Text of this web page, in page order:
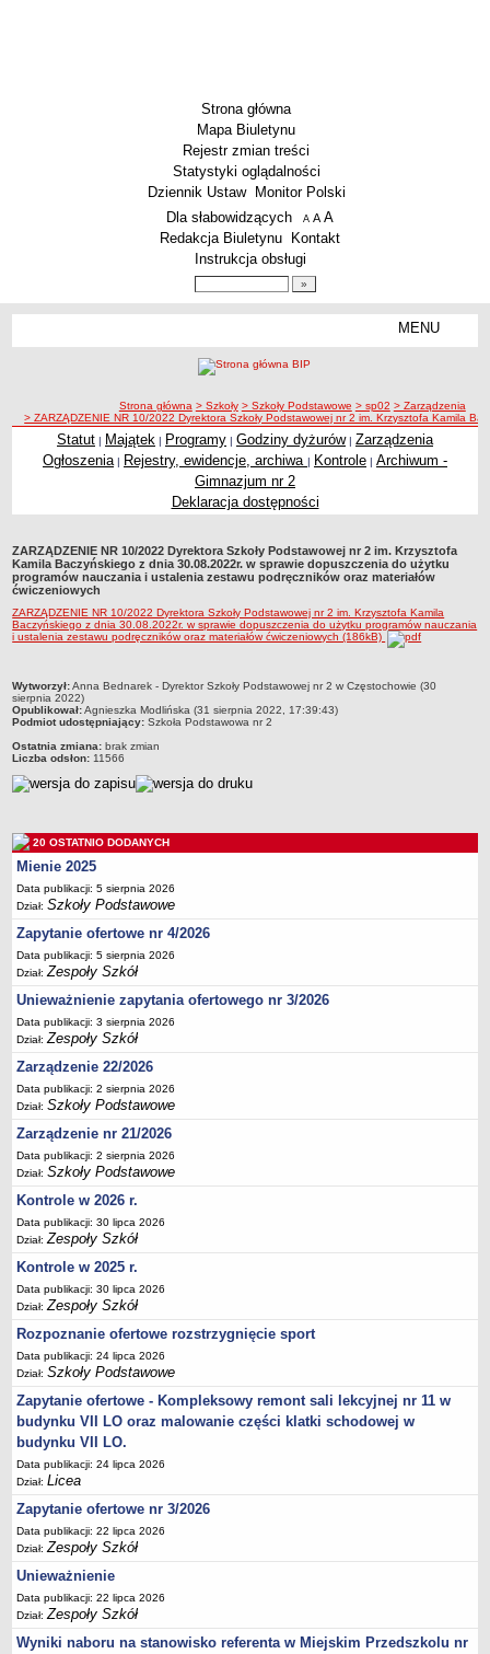
Strona główna
Mapa Biuletynu
Rejestr zmian treści
Statystyki oglądalności
Dziennik Ustaw
Monitor Polski
Menu dodatkowe
Dla słabowidzących A pomniejsz czcionkę
A standardowy rozmiar czcionki
A
Redakcja Biuletynu
Kontakt
Instrukcja obsługi
MENU
Zespoły Szkół
Techniczne Zakłady Naukowe
Przedszkola Miejskie
Zlikwidowane gimnazja
Przekształcone szkoły i placówki
Wielofunkcyjna Placówka
SPECJALNE OŚRODKI SZKOLNO-WYCHOWAWCZE
Specjalny Ośrodek nr 5
BURSA MIEJSKA
Dane podstawowe
Godziny dyżurów
Ogłoszenie
Zarządzenia
Kontrole
Rejestry, ewidencje, archiwa
Sprawozdania
Deklaracja dostępności
PORADNIE PSYCHOLOGICZNO-PEDAGOGICZNE
Zespół Poradni
BIURO FINANSÓW OŚWIATY
Dane podstawowe
Statut
Majątek
Godziny dyżurów
Ogłoszenia
Zarządzenia
Rejestry, ewidencje, archiwa
Kontrole
PONOWNE WYKORZYSTYWANIE
Sprawozdania
Deklaracja dostępności
DEKLARACJA DOSTĘPNOŚCI
OŚWIADCZENIA MAJĄTKOWE
PONOWNE WYKORZYSTYWANIE
UDOSTĘPNIANIE INFORMACJI PUBLICZNEJ
OCHRONA DANYCH OSOBOWYCH
ścieżka nawigacji
Strona główna > Szkoły > Szkoły Podstawowe > sp02 > Zarządzenia
> ZARZĄDZENIE NR 10/2022 Dyrektora Szkoły Podstawowej nr 2 im. Krzysztofa Kamila
Statut | Majątek | Programy | Godziny dyżurów| Zarządzenia
Ogłoszenia | Rejestry, ewidencje, archiwa | Kontrole | Archiwum -
Gimnazjum nr 2
Deklaracja dostępności
ZARZĄDZENIE NR 10/2022 Dyrektora Szkoły Podstawowej nr 2 im. Krzysztofa
Kamila Baczyńskiego z dnia 30.08.2022r. w sprawie dopuszczenia do użytku
programów nauczania i ustalenia zestawu podręczników oraz materiałów
ćwiczeniowych
ZARZĄDZENIE NR 10/2022 Dyrektora Szkoły Podstawowej nr 2 im. Krzysztofa Kamila
Baczyńskiego z dnia 30.08.2022r. w sprawie dopuszczenia do użytku programów nauczania
i ustalenia zestawu podręczników oraz materiałów ćwiczeniowych (186kB)
metryczka
Wytworzył:Anna Bednarek - Dyrektor Szkoły Podstawowej nr 2 w Częstochowie (30
sierpnia 2022)
Opublikował:Agnieszka Modlińska (31 sierpnia 2022, 17:39:43)
Podmiot udostępniający: Szkoła Podstawowa nr 2
Ostatnia zmiana: brak zmian
Liczba odsłon: 11566
20 OSTATNIO DODANYCH
Mienie 2025
Data publikacji: 5 sierpnia 2026
Dział:Szkoły Podstawowe
Zapytanie ofertowe nr 4/2026
Data publikacji: 5 sierpnia 2026
Dział:Zespoły Szkół
Unieważnienie zapytania ofertowego nr 3/2026
Data publikacji: 3 sierpnia 2026
Dział:Zespoły Szkół
Zarządzenie 22/2026
Data publikacji: 2 sierpnia 2026
Dział:Szkoły Podstawowe
Zarządzenie nr 21/2026
Data publikacji: 2 sierpnia 2026
Dział:Szkoły Podstawowe
Kontrole w 2026 r.
Data publikacji: 30 lipca 2026
Dział:Zespoły Szkół
Kontrole w 2025 r.
Data publikacji: 30 lipca 2026
Dział:Zespoły Szkół
Rozpoznanie ofertowe rozstrzygnięcie sport
Data publikacji: 24 lipca 2026
Dział:Szkoły Podstawowe
Zapytanie ofertowe - Kompleksowy remont sali lekcyjnej nr 11 w
budynku VII LO oraz malowanie części klatki schodowej w
budynku VII LO.
Data publikacji: 24 lipca 2026
Dział:Licea
Zapytanie ofertowe nr 3/2026
Data publikacji: 22 lipca 2026
Dział:Zespoły Szkół
Unieważnienie
Data publikacji: 22 lipca 2026
Dział:Zespoły Szkół
Wyniki naboru na stanowisko referenta w Miejskim Przedszkolu nr